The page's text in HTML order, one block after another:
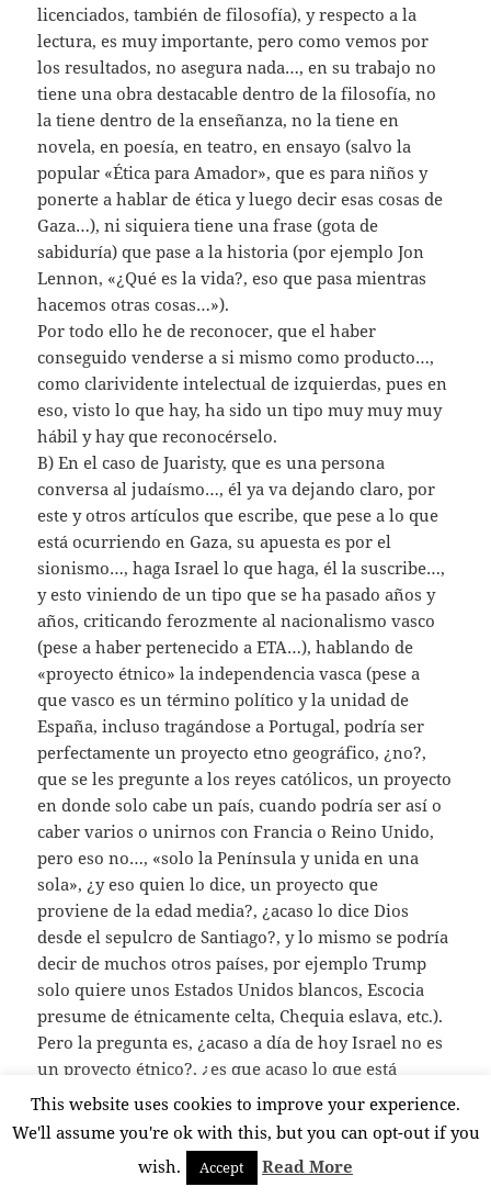
licenciados, también de filosofía), y respecto a la
lectura, es muy importante, pero como vemos por
los resultados, no asegura nada…, en su trabajo no
tiene una obra destacable dentro de la filosofía, no
la tiene dentro de la enseñanza, no la tiene en
novela, en poesía, en teatro, en ensayo (salvo la
popular «Ética para Amador», que es para niños y
ponerte a hablar de ética y luego decir esas cosas de
Gaza…), ni siquiera tiene una frase (gota de
sabiduría) que pase a la historia (por ejemplo Jon
Lennon, «¿Qué es la vida?, eso que pasa mientras
hacemos otras cosas…»).
Por todo ello he de reconocer, que el haber
conseguido venderse a si mismo como producto…,
como clarividente intelectual de izquierdas, pues en
eso, visto lo que hay, ha sido un tipo muy muy muy
hábil y hay que reconocérselo.
B) En el caso de Juaristy, que es una persona
conversa al judaísmo…, él ya va dejando claro, por
este y otros artículos que escribe, que pese a lo que
está ocurriendo en Gaza, su apuesta es por el
sionismo…, haga Israel lo que haga, él la suscribe…,
y esto viniendo de un tipo que se ha pasado años y
años, criticando ferozmente al nacionalismo vasco
(pese a haber pertenecido a ETA…), hablando de
«proyecto étnico» la independencia vasca (pese a
que vasco es un término político y la unidad de
España, incluso tragándose a Portugal, podría ser
perfectamente un proyecto etno geográfico, ¿no?,
que se les pregunte a los reyes católicos, un proyecto
en donde solo cabe un país, cuando podría ser así o
caber varios o unirnos con Francia o Reino Unido,
pero eso no…, «solo la Península y unida en una
sola», ¿y eso quien lo dice, un proyecto que
proviene de la edad media?, ¿acaso lo dice Dios
desde el sepulcro de Santiago?, y lo mismo se podría
decir de muchos otros países, por ejemplo Trump
solo quiere unos Estados Unidos blancos, Escocia
presume de étnicamente celta, Chequia eslava, etc.).
Pero la pregunta es, ¿acaso a día de hoy Israel no es
un proyecto étnico?, ¿es que acaso lo que está
ocurriendo en Gaza no es un genocidio de manual?,
¿es que no es una limpieza étnica? (pues si ves como
lo define la ONU, es sin duda alguna limpieza
étnica…), ¿es que no son crímenes de guerra?, ¿qué
This website uses cookies to improve your experience.
We'll assume you're ok with this, but you can opt-out if you
wish.
Accept Read More